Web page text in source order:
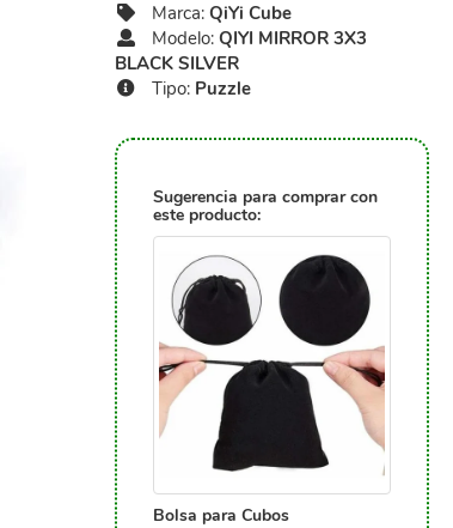
Marca: QiYi Cube
Modelo: QIYI MIRROR 3X3
BLACK SILVER
Tipo: Puzzle
Sugerencia para comprar con
este producto:
Bolsa para Cubos